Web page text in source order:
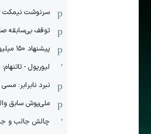
سرنوشت نیمکت
توقف بی‌سابقه
پیشنهاد ۱۵۰ میلیون یورویی برای پرز گران تمام شد
لیورپول -
نبرد نابرابر:
ملی‌پوش سابق
چالش جالب و